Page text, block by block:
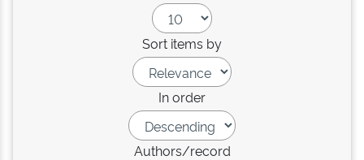
Sort items by
In order
Authors/record